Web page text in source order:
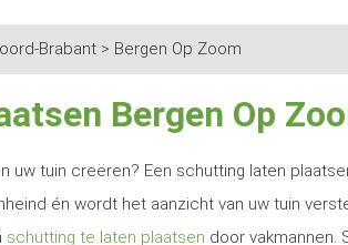
Brabant > Bergen Op Zoom
Bergen Op
uw tuin creëren? Een schutting laten
én wordt het aanzicht van uw tuin
schutting te laten plaatsen door vakmannen.